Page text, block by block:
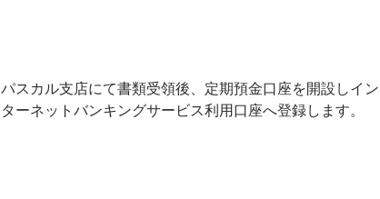
パスカル支店にて書類受領後、定期預金口座を開設しイン
ターネットバンキングサービス利用口座へ登録します。